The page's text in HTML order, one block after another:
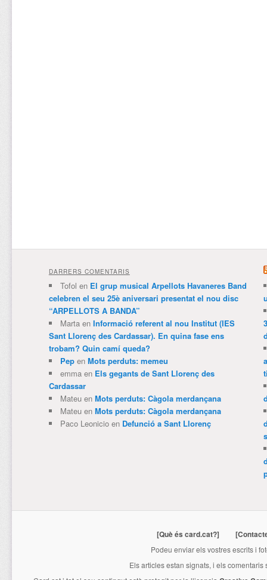
DARRERS COMENTARIS
Tofol en El grup musical Arpellots Havaneres Band
celebren el seu 25è aniversari presentat el nou disc
“ARPELLOTS A BANDA”
Martaen Informació referent al nou Institut (IES
Sant Llorenç des Cardassar). En quina fase ens
trobam? Quin camí queda?
Pepen Mots perduts: memeu
emmaen Els gegants de Sant Llorenç des
Cardassar
Mateuen Mots perduts: Càgola merdançana
Mateuen Mots perduts: Càgola merdançana
Paco Leonicioen Defunció a Sant Llorenç
[Què és card.cat?]
Podeu enviar els vostres escrits i
Els articles estan signats, i els